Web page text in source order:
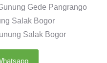
Gede Pangrango
Salak Bogor
Salak Bogor